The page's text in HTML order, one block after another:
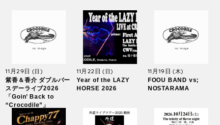
11月29日 (日)
紫香＆香介 ダブルバー
スデーライブ2026
「Goin’ Back to
“Crocodile”」
11月22日(日)
Year of the LAZY
HORSE 2026
11月19日 (木)
FOOU BAND vs;
NOSTARAMA